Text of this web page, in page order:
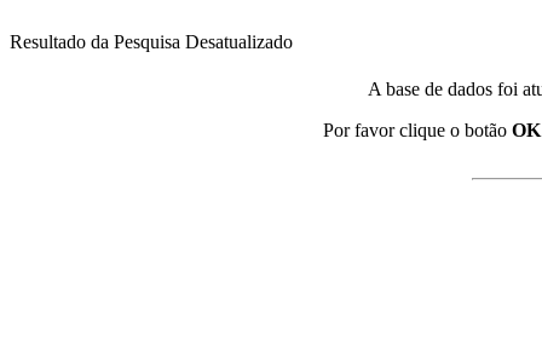
Resultado da Pesquisa Desatualizado
A base de dados foi
Por favor clique o botão OK